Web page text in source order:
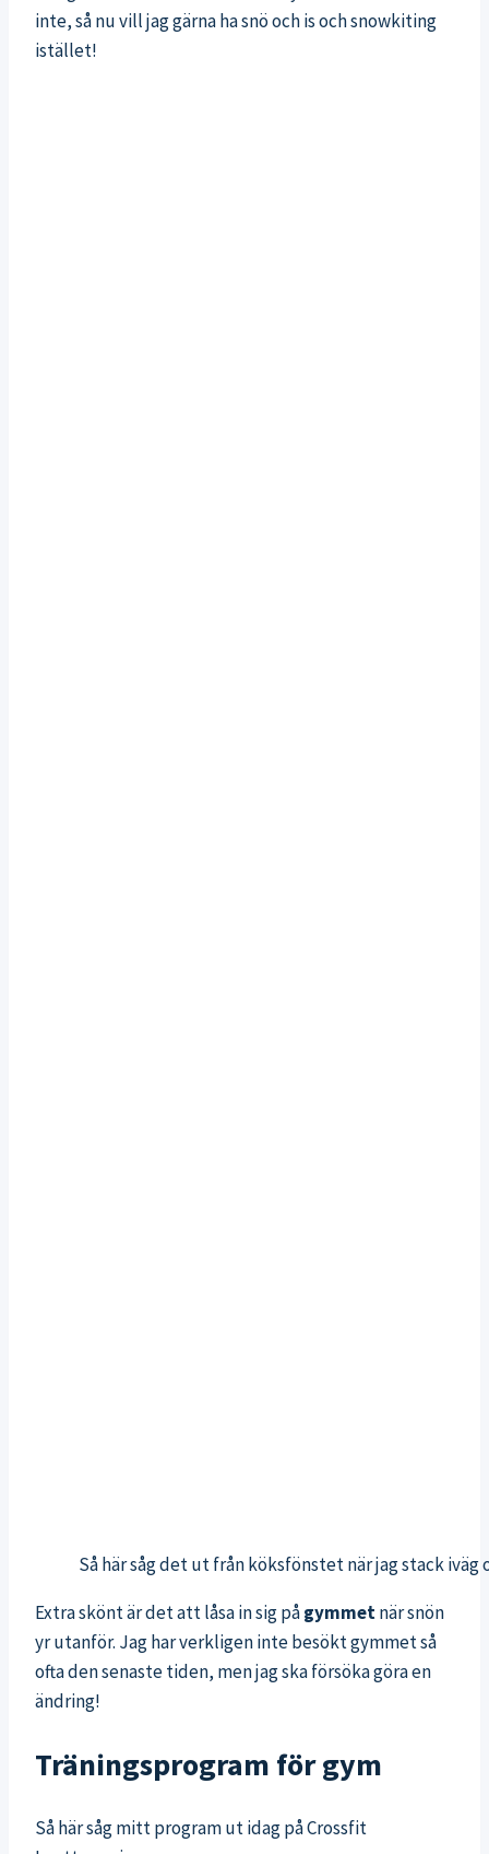
inte, så nu vill jag gärna ha snö och is och snowkiting
istället!
Så här såg det ut från köksfönstet när jag stack
Extra skönt är det att låsa in sig pågymmetnär snön
yr utanför. Jag har verkligen inte besökt gymmet så
ofta den senaste tiden, men jag ska försöka göra en
ändring!
Träningsprogram för gym
Så här såg mitt program ut idag på Crossfit